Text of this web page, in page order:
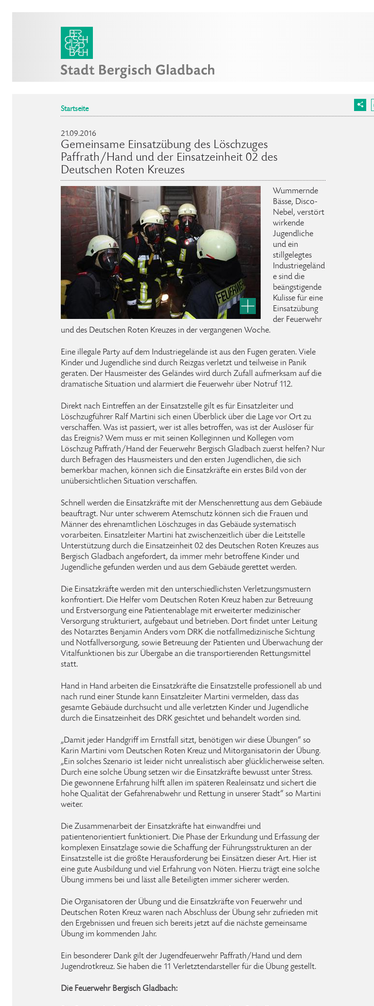
Startseite
21.09.2016
Gemeinsame Einsatzübung des Löschzuges
Paffrath/Hand und der Einsatzeinheit 02 des
Deutschen Roten Kreuzes
Wummernde
Bässe, Disco-
Nebel, verstört
wirkende
Jugendliche
und ein
stillgelegtes
Industriegeländ
e sind die
beängstigende
Kulisse für eine
Einsatzübung
der Feuerwehr
und des Deutschen Roten Kreuzes in der vergangenen Woche.
Eine illegale Party auf dem Industriegelände ist aus den Fugen geraten. Viele
Kinder und Jugendliche sind durch Reizgas verletzt und teilweise in Panik
geraten. Der Hausmeister des Geländes wird durch Zufall aufmerksam auf die
dramatische Situation und alarmiert die Feuerwehr über Notruf 112.
Direkt nach Eintreffen an der Einsatzstelle gilt es für Einsatzleiter und
Löschzugführer Ralf Martini sich einen Überblick über die Lage vor Ort zu
verschaffen. Was ist passiert, wer ist alles betroffen, was ist der Auslöser für
das Ereignis? Wem muss er mit seinen Kolleginnen und Kollegen vom
Löschzug Paffrath/Hand der Feuerwehr Bergisch Gladbach zuerst helfen? Nur
durch Befragen des Hausmeisters und den ersten Jugendlichen, die sich
bemerkbar machen, können sich die Einsatzkräfte ein erstes Bild von der
unübersichtlichen Situation verschaffen.
Schnell werden die Einsatzkräfte mit der Menschenrettung aus dem Gebäude
beauftragt. Nur unter schwerem Atemschutz können sich die Frauen und
Männer des ehrenamtlichen Löschzuges in das Gebäude systematisch
vorarbeiten. Einsatzleiter Martini hat zwischenzeitlich über die Leitstelle
Unterstützung durch die Einsatzeinheit 02 des Deutschen Roten Kreuzes aus
Bergisch Gladbach angefordert, da immer mehr betroffene Kinder und
Jugendliche gefunden werden und aus dem Gebäude gerettet werden.
Die Einsatzkräfte werden mit den unterschiedlichsten Verletzungsmustern
konfrontiert. Die Helfer vom Deutschen Roten Kreuz haben zur Betreuung
und Erstversorgung eine Patientenablage mit erweiterter medizinischer
Versorgung strukturiert, aufgebaut und betrieben. Dort findet unter Leitung
des Notarztes Benjamin Anders vom DRK die notfallmedizinische Sichtung
und Notfallversorgung, sowie Betreuung der Patienten und Überwachung der
Vitalfunktionen bis zur Übergabe an die transportierenden Rettungsmittel
statt.
Hand in Hand arbeiten die Einsatzkräfte die Einsatzstelle professionell ab und
nach rund einer Stunde kann Einsatzleiter Martini vermelden, dass das
gesamte Gebäude durchsucht und alle verletzten Kinder und Jugendliche
durch die Einsatzeinheit des DRK gesichtet und behandelt worden sind.
„Damit jeder Handgriff im Ernstfall sitzt, benötigen wir diese Übungen“ so
Karin Martini vom Deutschen Roten Kreuz und Mitorganisatorin der Übung.
„Ein solches Szenario ist leider nicht unrealistisch aber glücklicherweise selten.
Durch eine solche Übung setzen wir die Einsatzkräfte bewusst unter Stress.
Die gewonnene Erfahrung hilft allen im späteren Realeinsatz und sichert die
hohe Qualität der Gefahrenabwehr und Rettung in unserer Stadt“ so Martini
weiter.
Die Zusammenarbeit der Einsatzkräfte hat einwandfrei und
patientenorientiert funktioniert. Die Phase der Erkundung und Erfassung der
komplexen Einsatzlage sowie die Schaffung der Führungsstrukturen an der
Einsatzstelle ist die größte Herausforderung bei Einsätzen dieser Art. Hier ist
eine gute Ausbildung und viel Erfahrung von Nöten. Hierzu trägt eine solche
Übung immens bei und lässt alle Beteiligten immer sicherer werden.
Die Organisatoren der Übung und die Einsatzkräfte von Feuerwehr und
Deutschen Roten Kreuz waren nach Abschluss der Übung sehr zufrieden mit
den Ergebnissen und freuen sich bereits jetzt auf die nächste gemeinsame
Übung im kommenden Jahr.
Ein besonderer Dank gilt der Jugendfeuerwehr Paffrath/Hand und dem
Jugendrotkreuz. Sie haben die 11 Verletztendarsteller für die Übung gestellt.
Die Feuerwehr Bergisch Gladbach: